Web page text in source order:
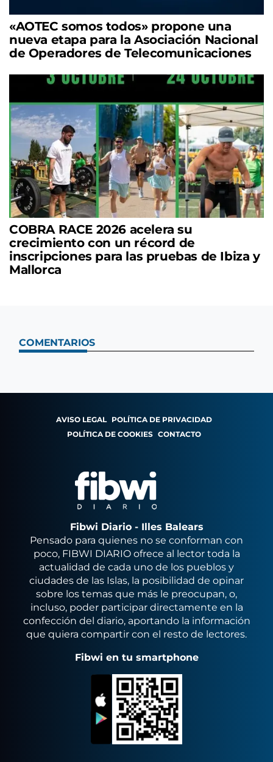
«AOTEC somos todos» propone una
nueva etapa para la Asociación Nacional
de Operadores de Telecomunicaciones
COBRA RACE 2026 acelera su
crecimiento con un récord de
inscripciones para las pruebas de Ibiza y
Mallorca
COMENTARIOS
AVISO LEGAL POLÍTICA DE PRIVACIDAD
POLÍTICA DE COOKIES CONTACTO
Fibwi Diario - Illes Balears
Pensado para quienes no se conforman con
poco, FIBWI DIARIO ofrece al lector toda la
actualidad de cada uno de los pueblos y
ciudades de las Islas, la posibilidad de opinar
sobre los temas que más le preocupan, o,
incluso, poder participar directamente en la
confección del diario, aportando la información
que quiera compartir con el resto de lectores.
Fibwi en tu smartphone